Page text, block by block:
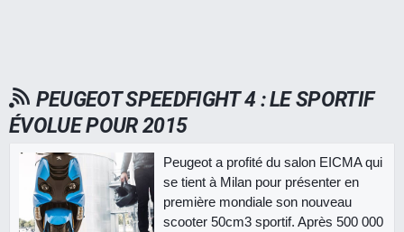
PEUGEOT SPEEDFIGHT 4 : LE SPORTIF
ÉVOLUE POUR 2015
Peugeot a profité du salon EICMA qui
se tient à Milan pour présenter en
première mondiale son nouveau
scooter 50cm3 sportif. Après 500 000